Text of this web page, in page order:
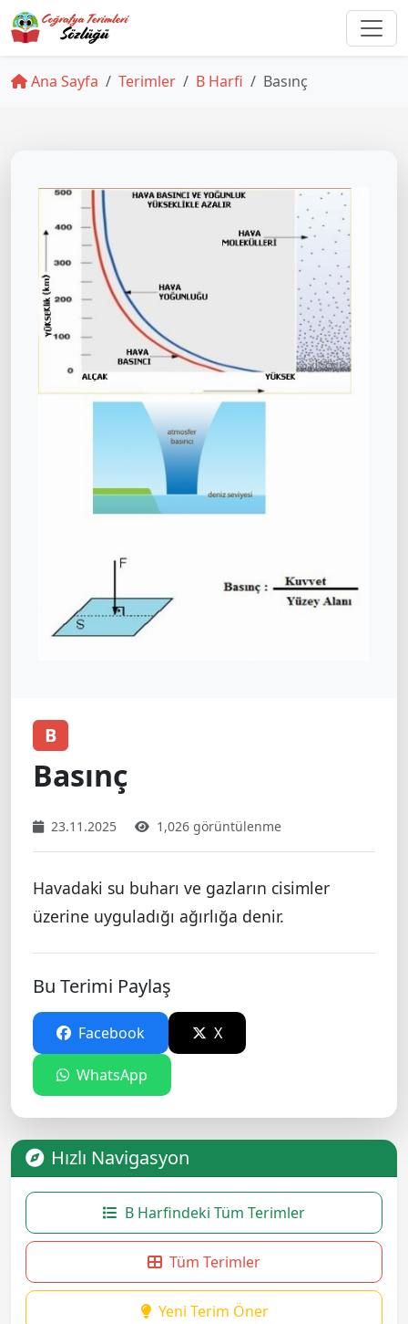
Ana Sayfa Terimler B Harfi Basınç
B
Basınç
23.11.2025 1,026 görüntülenme
Havadaki su buharı ve gazların cisimler
üzerine uyguladığı ağırlığa denir.
Bu Terimi Paylaş
Facebook X
WhatsApp
Hızlı Navigasyon
B Harfindeki Tüm Terimler
Tüm Terimler
Yeni Terim Öner